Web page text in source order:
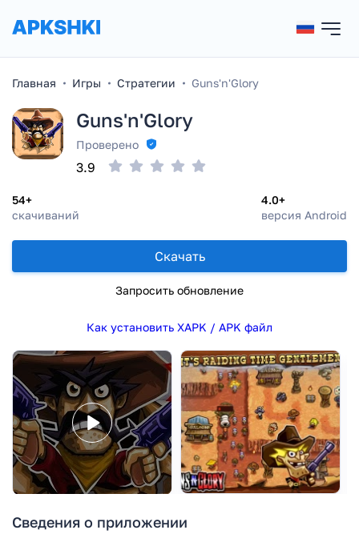
Главная Игры Стратегии Guns'n'Glory
Guns'n'Glory
Проверено
54+
скачиваний
4.0+
версия Android
3.9
Скачать
Запросить обновление
Как установить XAPK / APK файл
Сведения о приложении